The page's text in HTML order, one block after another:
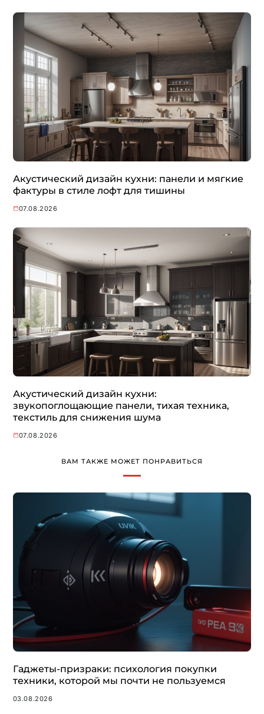
Акустический дизайн кухни: панели и мягкие
фактуры в стиле лофт для тишины
07.08.2026
Акустический дизайн кухни:
звукопоглощающие панели, тихая техника,
текстиль для снижения шума
07.08.2026
ВАМ ТАКЖЕ МОЖЕТ ПОНРАВИТЬСЯ
Гаджеты-призраки: психология покупки
техники, которой мы почти не пользуемся
03.08.2026